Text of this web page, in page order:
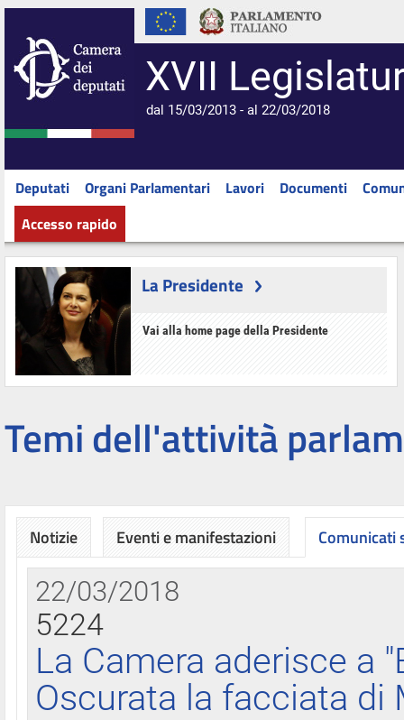
XVII
dal 15/03/2013 - al 22/03/2018
Deputati Organi Parlamentari Lavori Documenti
Accesso rapido
La Presidente
Vai alla home page della Presidente
Temi dell'attività
Notizie Eventi e manifestazioni Comunicati
22/03/2018
5224
La Camera aderisce a
Oscurata la facciata di